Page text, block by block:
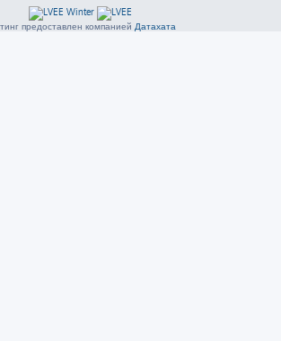
предоставлен компанией Датахата